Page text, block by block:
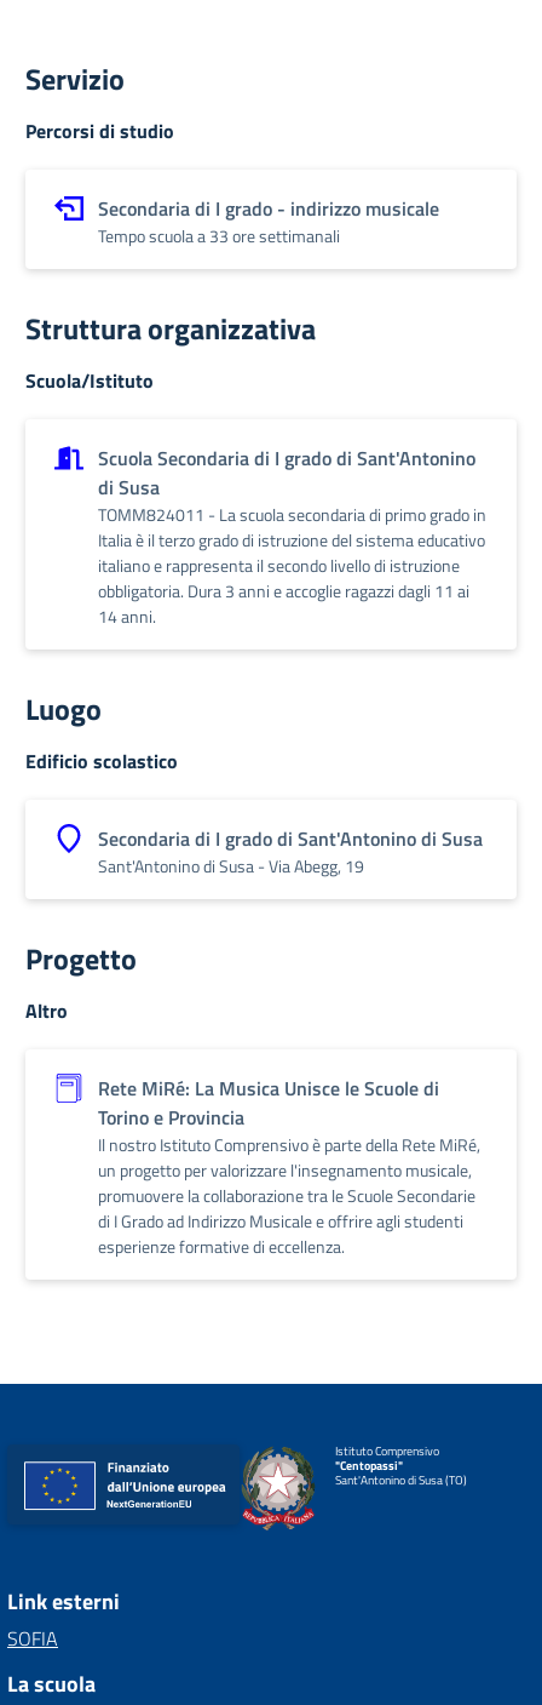
Servizio
Percorsi di studio
Secondaria di I grado - indirizzo musicale
Tempo scuola a 33 ore settimanali
Struttura organizzativa
Scuola/Istituto
Scuola Secondaria di I grado di Sant'Antonino
di Susa
TOMM824011 - La scuola secondaria di primo grado in
Italia è il terzo grado di istruzione del sistema educativo
italiano e rappresenta il secondo livello di istruzione
obbligatoria. Dura 3 anni e accoglie ragazzi dagli 11 ai
14 anni.
Luogo
Edificio scolastico
Secondaria di I grado di Sant'Antonino di Susa
Sant'Antonino di Susa - Via Abegg, 19
Progetto
Altro
Rete MiRé: La Musica Unisce le Scuole di
Torino e Provincia
Il nostro Istituto Comprensivo è parte della Rete MiRé,
un progetto per valorizzare l'insegnamento musicale,
promuovere la collaborazione tra le Scuole Secondarie
di I Grado ad Indirizzo Musicale e offrire agli studenti
esperienze formative di eccellenza.
Istituto Comprensivo
"Centopassi"
Sant'Antonino di Susa (TO)
Link esterni
SOFIA
La scuola